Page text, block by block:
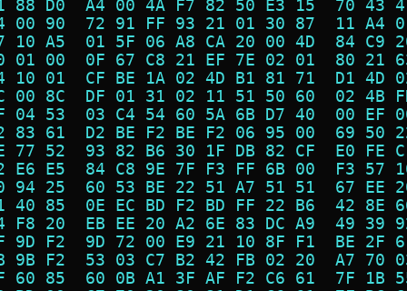
88 D0  A4 00 4A F7 82 50 E3 15  70
00 90  72 91 FF 93 21 01 30 87  11
10 A5  01 5F 06 A8 CA 20 00 4D  84
01 00  0F 67 C8 21 EF 7E 02 01  80
10 01  CF BE 1A 02 4D B1 81 71  D1
00 8C  DF 01 31 02 11 51 50 60  02
04 53  03 C4 54 60 5A 6B D7 40  00
83 61  D2 BE F2 BE F2 06 95 00  69
77 52  93 82 B6 30 1F DB 82 CF  E0
E6 E5  84 C8 9E 7F F3 FF 6B 00  F3
94 25  60 53 BE 22 51 A7 51 51  67
40 85  0E EC BD F2 BD FF 22 B6  42
F8 20  EB EE 20 A2 6E 83 DC A9  49
9D F2  9D 72 00 E9 21 10 8F F1  BE
9B F2  53 03 C7 B2 42 FB 02 20  A7
60 85  60 0B A1 3F AF F2 C6 61  7F